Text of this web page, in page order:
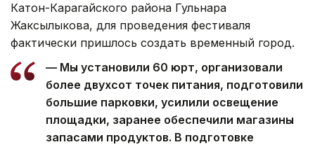
Катон-Карагайского района Гульнара
Жаксылыкова, для проведения фестиваля
фактически пришлось создать временный город.
— Мы установили 60 юрт, организовали
более двухсот точек питания, подготовили
большие парковки, усилили освещение
площадки, заранее обеспечили магазины
запасами продуктов. В подготовке